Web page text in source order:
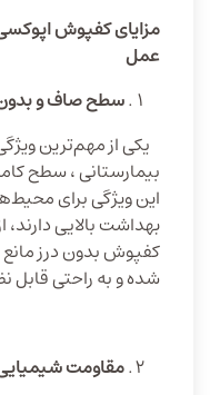
مزایای کفپوش
عمل
سطح صاف و
یکی از مهم‌ترین
بیمارستانی ، سطح
این ویژگی برای
بهداشت بالایی
کفپوش بدون درز مانع
شده و به راحتی قابل
مقاومت شیمیایی